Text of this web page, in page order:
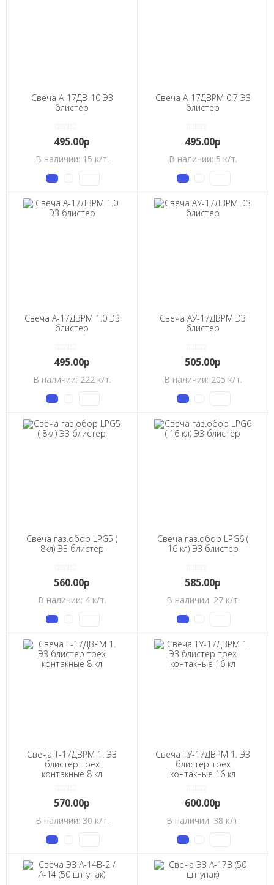
Свеча А-17ДВ-10 ЭЗ
блистер
495.00р
В наличии: 15 к/т.
Свеча А-17ДВРМ 0.7 ЭЗ
блистер
495.00р
В наличии: 5 к/т.
Свеча А-17ДВРМ 1.0 ЭЗ
блистер
495.00р
В наличии: 222 к/т.
Свеча АУ-17ДВРМ ЭЗ
блистер
505.00р
В наличии: 205 к/т.
Свеча газ.обор LPG5 (
8кл) ЭЗ блистер
560.00р
В наличии: 4 к/т.
Свеча газ.обор LPG6 (
16 кл) ЭЗ блистер
585.00р
В наличии: 27 к/т.
Свеча Т-17ДВРМ 1. ЭЗ
блистер трех
контакные 8 кл
570.00р
В наличии: 30 к/т.
Свеча ТУ-17ДВРМ 1. ЭЗ
блистер трех
контакные 16 кл
600.00р
В наличии: 38 к/т.